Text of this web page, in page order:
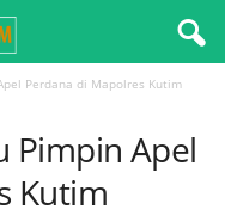
Perdana di Mapolres Kutim
Pimpin Apel
Kutim